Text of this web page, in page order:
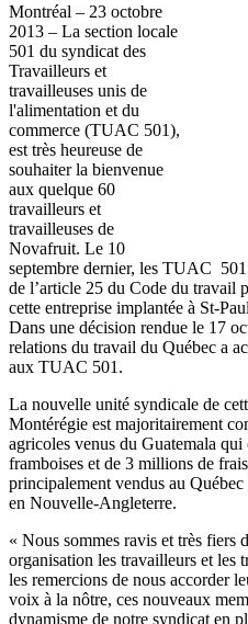
Montréal – 23 octobre
2013 – La section locale
501 du syndicat des
Travailleurs et
travailleuses unis de
l'alimentation et du
commerce (TUAC 501),
est très heureuse de
souhaiterla bienvenue
aux quelque 60
travailleurs et
travailleuses de
Novafruit. Le 10
septembre dernier, les TUAC 501
de l’article 25 du Code du travail
cette entreprise implantée à St-
Dans une décision rendue le 17
relations du travail du Québec a
aux TUAC 501.
La nouvelle unité syndicale de
Montérégie est majoritairement
agricoles venus du Guatemala qui
framboises et de 3 millions de
principalement vendus au Québec
en Nouvelle-Angleterre.
« Nous sommes ravis et très fiers
organisation les travailleurs et les
les remercions de nous accorder
voix à la nôtre, ces nouveaux
dynamisme de notre syndicat en